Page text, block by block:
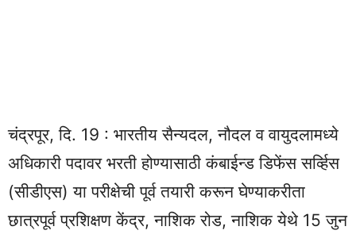
चंद्रपूर, दि. 19 : भारतीय सैन्यदल, नौदल व वायुदलामध्ये
अधिकारी पदावर भरती होण्यासाठी कंबाईन्ड डिफेंस सर्व्हिस
(सीडीएस) या परीक्षेची पूर्व तयारी करून घेण्याकरीता
छात्रपूर्व प्रशिक्षण केंद्र, नाशिक रोड, नाशिक येथे 15 जुन